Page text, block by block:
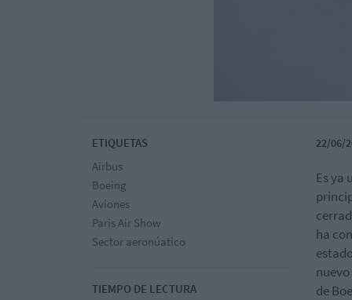
ETIQUETAS
Airbus
Boeing
Aviones
Paris Air Show
Sector aeronúatico
TIEMPO DE LECTURA
22/06/
Es ya
ha
de